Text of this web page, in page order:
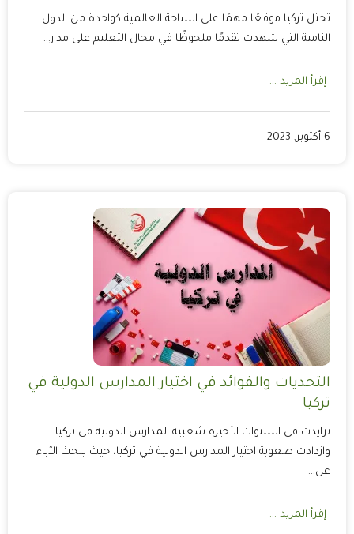
تحتل تركيا موقعًا مهمًا على الساحة العالمية كواحدة من الدول
النامية التي شهدت تقدمًا ملحوظًا في مجال التعليم على مدار…
إقرأ المزيد ...
6 أكتوبر, 2023
التحديات والفوائد في اختيار المدارس الدولية في
تركيا
تزايدت في السنوات الأخيرة شعبية المدارس الدولية في تركيا
وازدادت صعوبة اختيار المدارس الدولية في تركيا، حيث يبحث الآباء
عن…
إقرأ المزيد ...